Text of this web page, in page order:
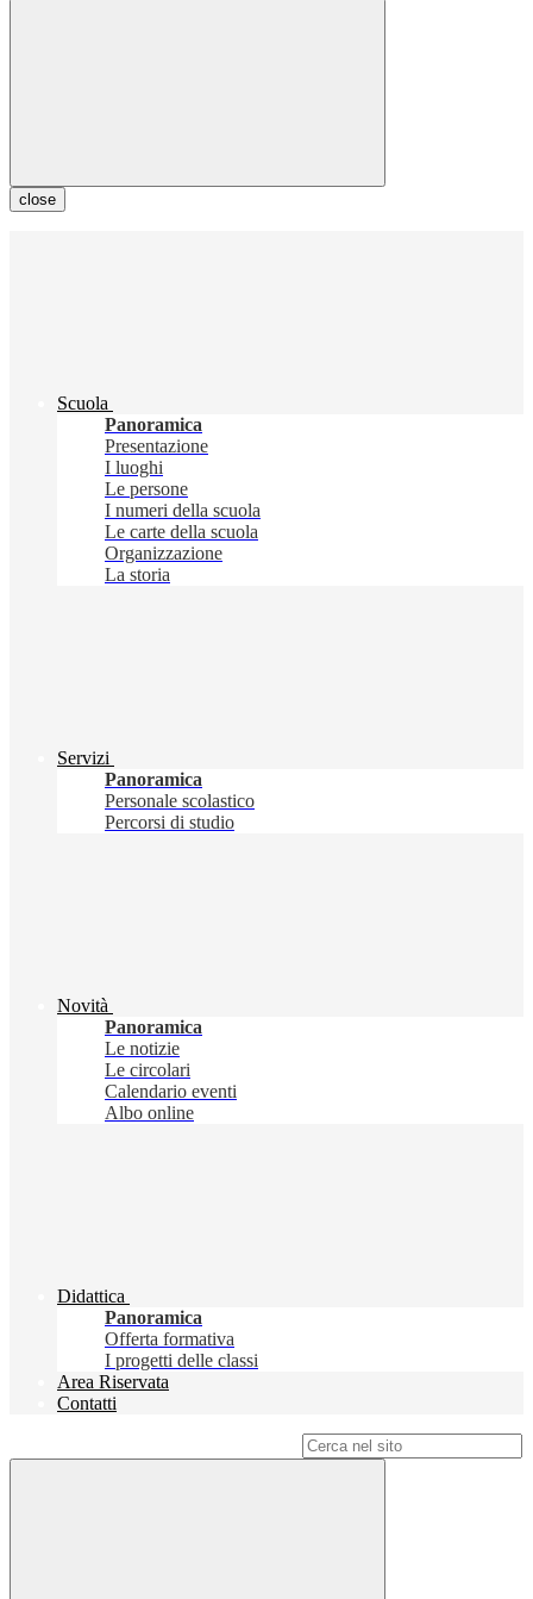
close
Scuola
Panoramica
Presentazione
I luoghi
Le persone
I numeri della scuola
Le carte della scuola
Organizzazione
La storia
Servizi
Panoramica
Personale scolastico
Percorsi di studio
Novità
Panoramica
Le notizie
Le circolari
Calendario eventi
Albo online
Didattica
Panoramica
Offerta formativa
I progetti delle classi
Area Riservata
Contatti